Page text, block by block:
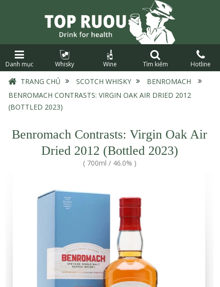
Danh mục Whisky Wine Tìm kiếm Hotline
TRANG CHỦ › SCOTCH WHISKY › BENROMACH
›
BENROMACH CONTRASTS: VIRGIN OAK AIR DRIED 2012
(BOTTLED 2023)
Benromach Contrasts: Virgin Oak Air
Dried 2012 (Bottled 2023)
( 700ml / 46.0% )